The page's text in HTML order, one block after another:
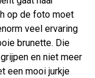
op de foto moet
veel ervaring
brunette. Die
en niet meer
een mooi jurkje